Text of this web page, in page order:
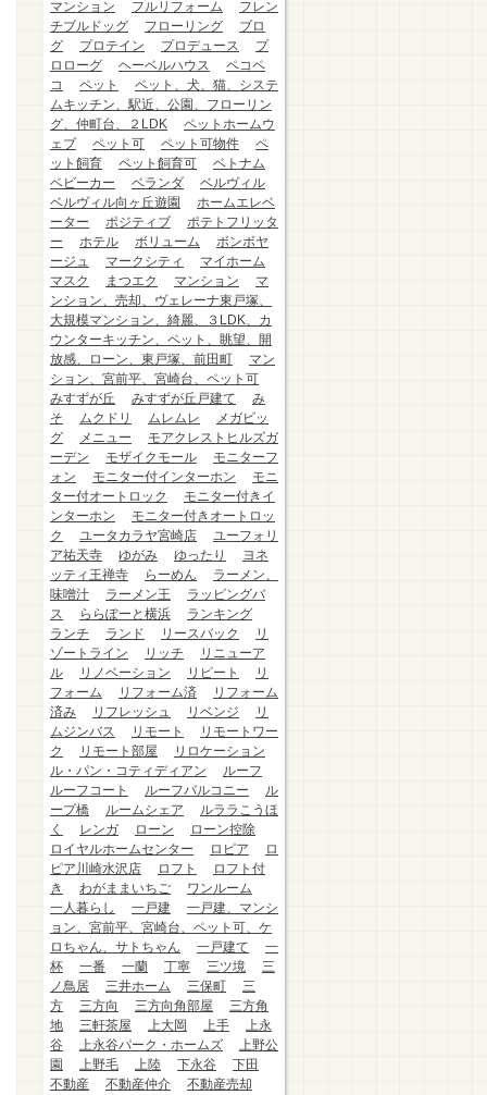
マンション フルリフォーム
フレン
チブルドッグ
フローリング
ブロ
グ
プロテイン プロデュース
プ
ロローグ
ヘーベルハウス
ペコペ
コ
ペット
ペット、犬、猫、システ
ムキッチン、駅近、公園、フローリン
グ、仲町台、２LDK
ペットホームウ
ェブ
ペット可 ペット可物件
ペ
ット飼育
ペット飼育可
ベトナム
ベビーカー
ベランダ
ベルヴィル
ベルヴィル向ヶ丘遊園
ホームエレベ
ーター
ポジティブ
ポテトフリッタ
ー
ホテル ボリューム
ボンボヤ
ージュ
マークシティ
マイホーム
マスク
まつエク マンション
マ
ンション、売却、ヴェレーナ東戸塚、
大規模マンション、綺麗、３LDK、カ
ウンターキッチン、ペット、眺望、開
放感、ローン、東戸塚、前田町
マン
ション、宮前平、宮崎台、ペット可
みすずが丘
みすずが丘戸建て
み
そ
ムクドリ ムレムレ
メガビッ
グ
メニュー
モアクレストヒルズガ
ーデン
モザイクモール
モニターフ
ォン
モニター付インターホン
モニ
ター付オートロック
モニター付きイ
ンターホン
モニター付きオートロッ
ク
ユータカラヤ宮崎店
ユーフォリ
ア祐天寺
ゆがみ ゆったり
ヨネ
ッティ王禅寺
らーめん
ラーメン、
味噌汁
ラーメン王
ラッピングバ
ス
ららぽーと横浜
ランキング
ランチ
ランド リースバック
リ
ゾートライン
リッチ
リニューア
ル
リノベーション リピート
リ
フォーム
リフォーム済
リフォーム
済み
リフレッシュ リベンジ
リ
ムジンバス
リモート
リモートワー
ク
リモート部屋
リロケーション
ル・パン・コティディアン
ルーフ
ルーフコート
ルーフバルコニー
ル
ープ橋
ルームシェア
ルララこうほ
く
レンガ ローン
ローン控除
ロイヤルホームセンター
ロピア
ロ
ピア川崎水沢店
ロフト
ロフト付
き
わがままいちご
ワンルーム
一人暮らし
一戸建
一戸建、マンシ
ョン、宮前平、宮崎台、ペット可、ケ
ロちゃん、サトちゃん
一戸建て
一
杯
一番 一蘭 丁寧 三ツ境
三
ノ鳥居
三井ホーム 三保町
三
方
三方向 三方向角部屋
三方角
地
三軒茶屋 上大岡 上手
上永
谷
上永谷パーク・ホームズ
上野公
園
上野毛 上陸 下永谷
下田
不動産
不動産仲介
不動産売却